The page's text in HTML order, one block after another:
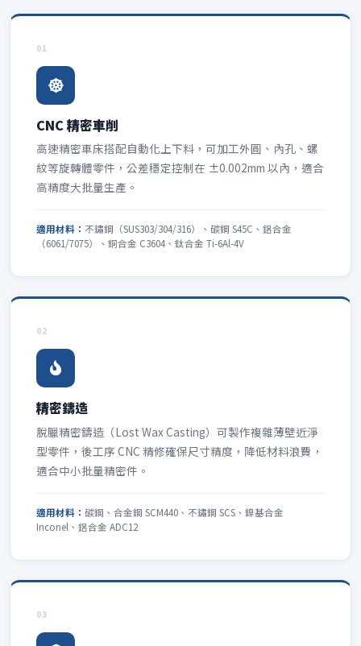
01
CNC 精密車削
高速精密車床搭配自動化上下料，可加工外圓、內孔、螺
紋等旋轉體零件，公差穩定控制在 ±0.002mm 以內，適合
高精度大批量生產。
適用材料： 不鏽鋼（SUS303/304/316）、碳鋼 S45C、鋁合金
（6061/7075）、銅合金 C3604、鈦合金 Ti-6Al-4V
02
精密鑄造
脫臘精密鑄造（Lost Wax Casting）可製作複雜薄壁近淨
型零件，後工序 CNC 精修確保尺寸精度，降低材料浪費，
適合中小批量精密件。
適用材料： 碳鋼、合金鋼 SCM440、不鏽鋼 SCS、鎳基合金
Inconel、鋁合金 ADC12
03